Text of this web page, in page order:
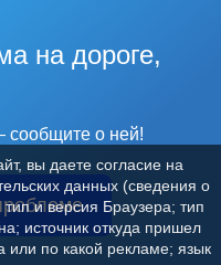
на дороге,
сообщите о ней!
вы даете согласие на
данных (сведения о
и версия Браузера; тип
источник откуда пришел
или по какой рекламе; язык